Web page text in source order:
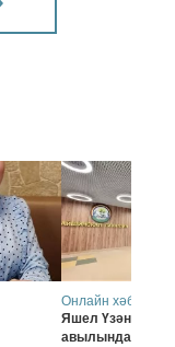
Онлайн хәбәрләр
Яшел Үзәннең
авылында